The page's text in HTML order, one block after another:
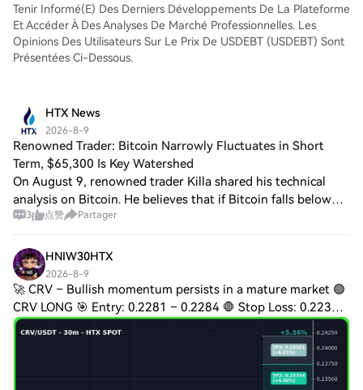
une expérience conviviale aux débutants
comme aux traders chevronnés.
Tenir Informé(e) Des Derniers Développements De La Plateforme
Et Accéder À Des Analyses De Marché Professionnelles. Les
Opinions Des Utilisateurs Sur Le Prix De USDEBT (USDEBT) Sont
Présentées Ci-Dessous.
HTX News
2026-8-9
Renowned Trader: Bitcoin Narrowly Fluctuates in Short
Term, $65,300 Is Key Watershed
On August 9, renowned trader Killa shared his technical
analysis on Bitcoin. He believes that if Bitcoin falls below
the current weekly high of $65,300, it will retreat to test
3 点赞 Partager
HNIW30HTX
2026-8-9
🚀 CRV – Bullish momentum persists in a mature market 🟢
CRV LONG 🎯 Entry: 0.2281 – 0.2284 🛑 Stop Loss: 0.2237
🎯 TP: 0.2328 - 0.2374 - 0.2420 🧠 Plan & Logic The market